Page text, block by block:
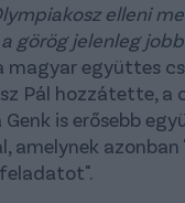
elleni
görög jelenleg
együttes
Pál hozzátette, a
Genk is erősebb
amelynek